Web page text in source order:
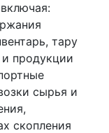
тару
продукции
сырья и
скопления